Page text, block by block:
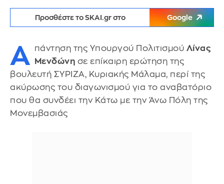
Προσθέστε το SKAI.gr στο Google
Α πάντηση της Υπουργού Πολιτισμού Λίνας
Μενδώνη σε επίκαιρη ερώτηση της
βουλευτή ΣΥΡΙΖΑ, Κυριακής Μάλαμα, περί της
ακύρωσης του διαγωνισμού για το αναβατόριο
που θα συνδέει την Κάτω με την Άνω Πόλη της
Μονεμβασιάς